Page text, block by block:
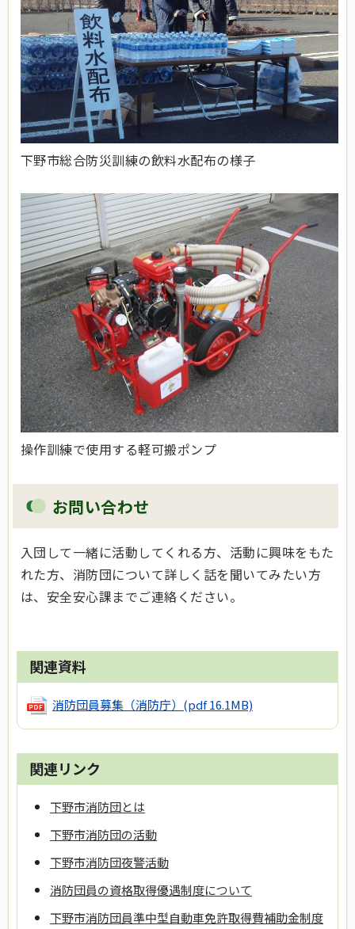
下野市総合防災訓練の飲料水配布の様子
操作訓練で使用する軽可搬ポンプ
お問い合わせ
入団して一緒に活動してくれる方、活動に興味をもた
れた方、消防団について詳しく話を聞いてみたい方
は、安全安心課までご連絡ください。
関連資料
消防団員募集（消防庁） (pdf 16.1MB)
関連リンク
下野市消防団とは
下野市消防団の活動
下野市消防団夜警活動
消防団員の資格取得優遇制度について
下野市消防団員準中型自動車免許取得費補助金制度